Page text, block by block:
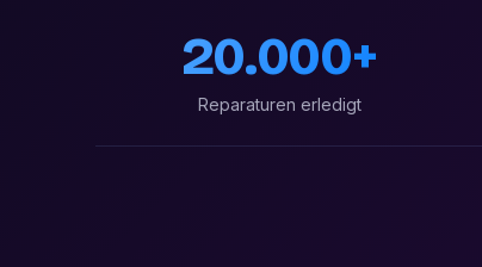
20.000+
Reparaturen erledigt